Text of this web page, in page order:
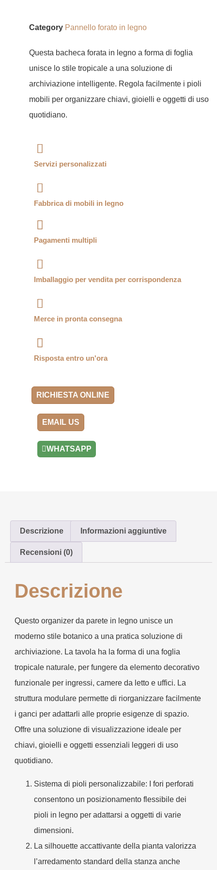
Category Pannello forato in legno
Questa bacheca forata in legno a forma di foglia
unisce lo stile tropicale a una soluzione di
archiviazione intelligente. Regola facilmente i pioli
mobili per organizzare chiavi, gioielli e oggetti di uso
quotidiano.
Servizi personalizzati
Fabbrica di mobili in legno
Pagamenti multipli
Imballaggio per vendita per corrispondenza
Merce in pronta consegna
Risposta entro un'ora
RICHIESTA ONLINE
EMAIL US
WHATSAPP
Descrizione Informazioni aggiuntive
Recensioni (0)
Descrizione
Questo organizer da parete in legno unisce un
moderno stile botanico a una pratica soluzione di
archiviazione. La tavola ha la forma di una foglia
tropicale naturale, per fungere da elemento decorativo
funzionale per ingressi, camere da letto e uffici. La
struttura modulare permette di riorganizzare facilmente
i ganci per adattarli alle proprie esigenze di spazio.
Offre una soluzione di visualizzazione ideale per
chiavi, gioielli e oggetti essenziali leggeri di uso
quotidiano.
Sistema di pioli personalizzabile: I fori perforati
consentono un posizionamento flessibile dei
pioli in legno per adattarsi a oggetti di varie
dimensioni.
La silhouette accattivante della pianta valorizza
l’arredamento standard della stanza anche